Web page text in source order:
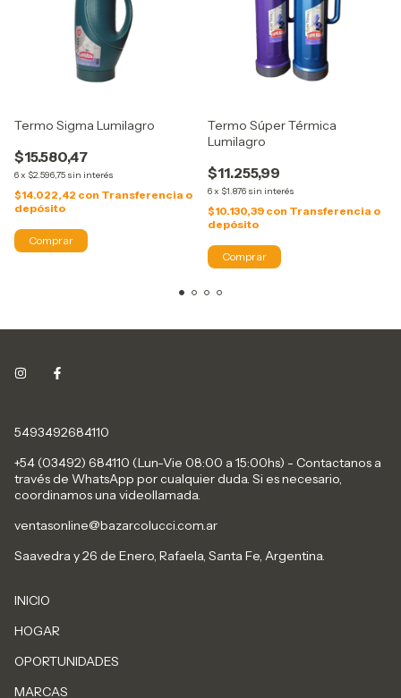
Termo Sigma Lumilagro
$15.580,47
6x $2.596,75 sin interés
$14.022,42 con Transferencia o
depósito
Termo Súper Térmica
Lumilagro
$11.255,99
6x $1.876 sin interés
$10.130,39 con Transferencia o
depósito
5493492684110
+54 (03492) 684110 (Lun-Vie 08:00 a 15:00hs) - Contactanos a
través de WhatsApp por cualquier duda. Si es necesario,
coordinamos una videollamada.
ventasonline@bazarcolucci.com.ar
Saavedra y 26 de Enero, Rafaela, Santa Fe, Argentina.
INICIO
HOGAR
OPORTUNIDADES
MARCAS